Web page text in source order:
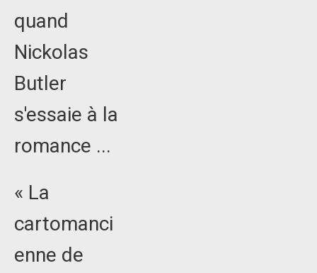
quand
Nickolas
Butler
s'essaie à la
romance ...
« La
cartomanci
enne de